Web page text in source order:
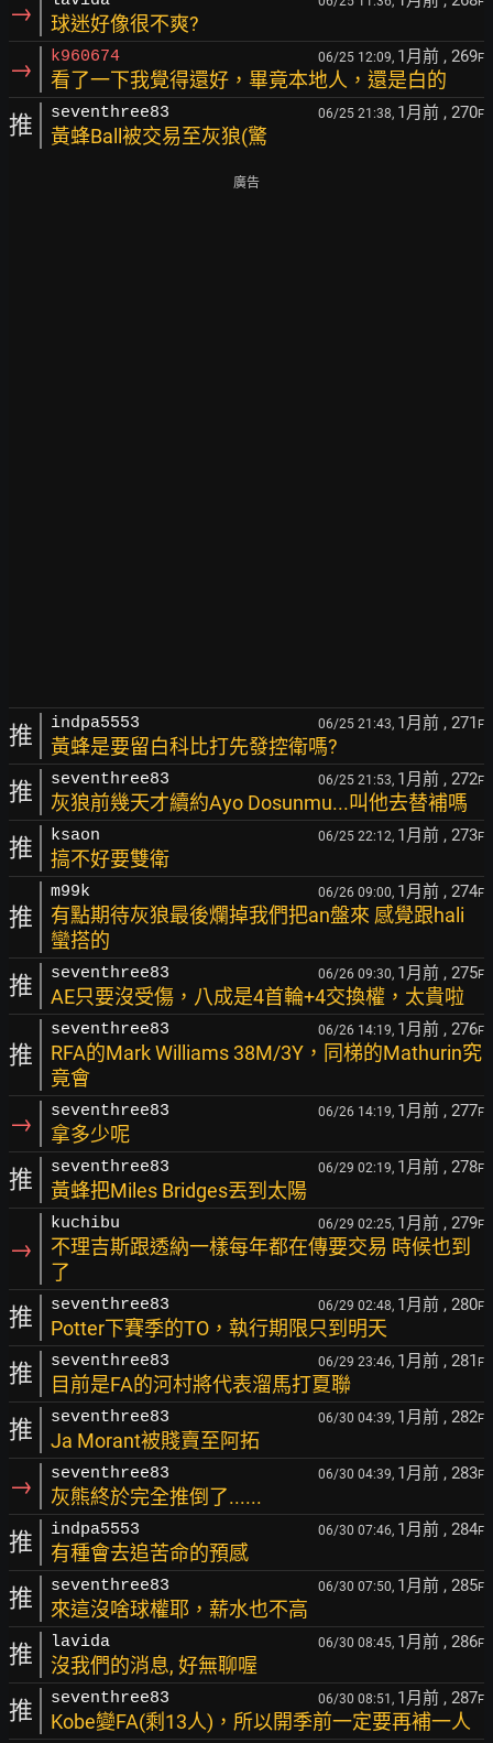
→ 球迷好像很不爽?
→ k960674 06/25 12:09, 1月前 , 269F
看了一下我覺得還好，畢竟本地人，還是白的
推 seventhree83 06/25 21:38, 1月前 , 270F
黃蜂Ball被交易至灰狼(驚
廣告
推 indpa5553 06/25 21:43, 1月前 , 271 F
黃蜂是要留白科比打先發控衛嗎?
推 seventhree83 06/25 21:53, 1月前 , 272F
灰狼前幾天才續約Ayo Dosunmu...叫他去替補嗎
推 ksaon 06/25 22:12, 1月前 , 273F
搞不好要雙衛
推
m99k 06/26 09:00, 1月前 , 274F
有點期待灰狼最後爛掉我們把an盤來 感覺跟hali
蠻搭的
推 seventhree83 06/26 09:30, 1月前 , 275F
AE只要沒受傷，八成是4首輪+4交換權，太貴啦
推
seventhree83 06/26 14:19, 1月前 , 276F
RFA的Mark Williams 38M/3Y，同梯的Mathurin究
竟會
→ seventhree83 06/26 14:19, 1月前 , 277F
拿多少呢
推 seventhree83 06/29 02:19, 1月前 , 278F
黃蜂把Miles Bridges丟到太陽
→
kuchibu 06/29 02:25, 1月前 , 279F
不理吉斯跟透納一樣每年都在傳要交易 時候也到
了
推 seventhree83 06/29 02:48, 1月前 , 280F
Potter下賽季的TO，執行期限只到明天
推 seventhree83 06/29 23:46, 1月前 , 281 F
目前是FA的河村將代表溜馬打夏聯
推 seventhree83 06/30 04:39, 1月前 , 282F
Ja Morant被賤賣至阿拓
→ seventhree83 06/30 04:39, 1月前 , 283F
灰熊終於完全推倒了......
推 indpa5553 06/30 07:46, 1月前 , 284F
有種會去追苦命的預感
推 seventhree83 06/30 07:50, 1月前 , 285F
來這沒啥球權耶，薪水也不高
推 lavida 06/30 08:45, 1月前 , 286F
沒我們的消息, 好無聊喔
推 seventhree83 06/30 08:51, 1月前 , 287F
Kobe變FA(剩13人)，所以開季前一定要再補一人